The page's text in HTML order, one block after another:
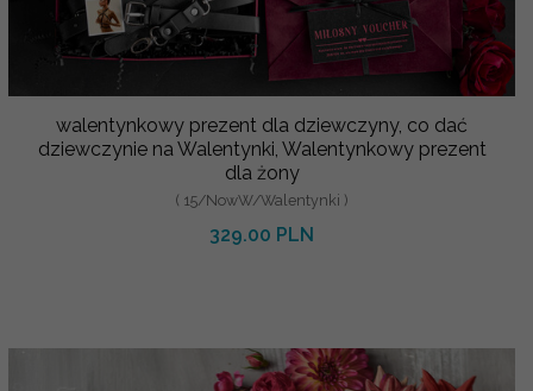
walentynkowy prezent dla dziewczyny, co dać
dziewczynie na Walentynki, Walentynkowy prezent
dla żony
( 15/NowW/Walentynki )
329.00 PLN